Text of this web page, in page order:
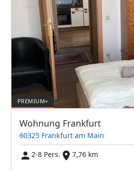
Wohnung Frankfurt
60325 Frankfurt am Main
2-8 Pers.
7,76 km